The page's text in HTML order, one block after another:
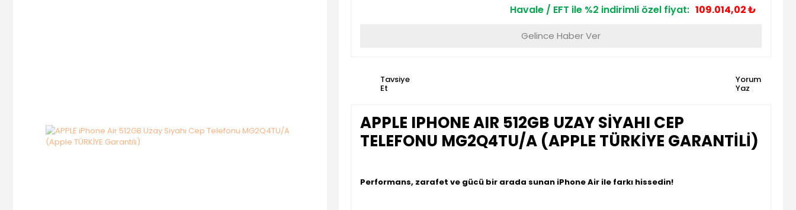
Havale / EFT ile %2 indirimli özel fiyat: 109.014,02 ₺
Gelince Haber Ver
Tavsiye
Et
Yorum
Yaz
APPLE IPHONE AIR 512GB UZAY SİYAHI CEP
TELEFONU MG2Q4TU/A (APPLE TÜRKİYE GARANTİLİ)
Performans, zarafet ve gücü bir arada sunan iPhone Air ile farkı hissedin!